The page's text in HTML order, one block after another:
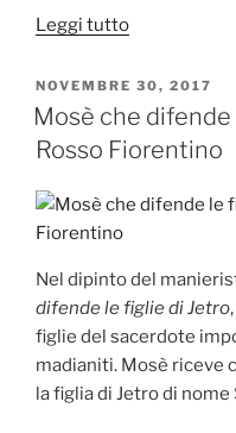
Leggi tutto“Autoritratto
Pablo
Picasso”
PUBBLICATO
IL
NOVEMBRE 30, 2017
Mosè che
Rosso Fiorentino
Nel dipinto del
difende le figlie di Jetro
figlie del sacerdote
madianiti. Mosè riceve
la figlia di Jetro di nome